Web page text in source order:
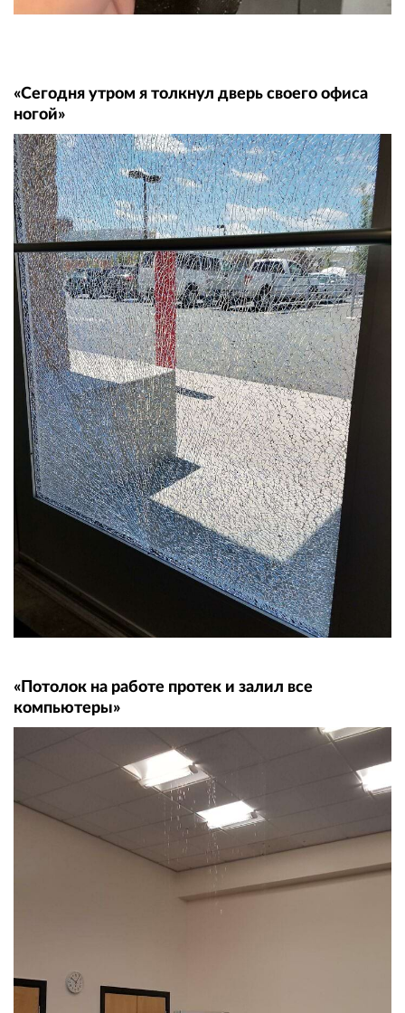
«Сегодня утром я толкнул дверь своего офиса
ногой»
«Потолок на работе протек и залил все
компьютеры»